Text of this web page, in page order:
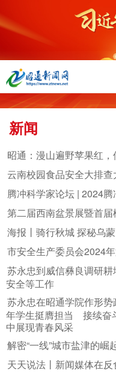
新闻
昭通：漫山遍野苹果红
云南校园食品安全大排
腾冲科学家论坛 | 2024
第二届西南盆景展暨首
海报丨骑行秋城 探秘乌蒙
市安全生产委员会2024
苏永忠到威信彝良调研
安全等工作
苏永忠在昭通学院作形
年学生挺膺担当 接续奋
中展现青春风采
解密“一线”城市盐津的崛
天天说法丨新闻媒体在